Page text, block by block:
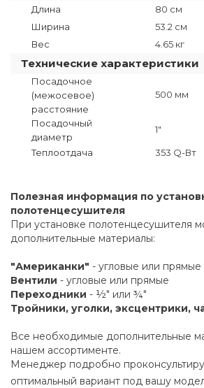
Длина
80 см
Ширина
53.2 см
Вес
4.65 кг
Технические характеристики
Посадочное
(межосевое)
расстояние
500 мм
Посадочный
диаметр
1"
Теплоотдача 353 Q-Вт
Полезная информация по
полотенцесушителя
При установке полотенцесушителя
дополнительные материалы:
"Американки" - угловые или прямые
Вентили - угловые или прямые
Переходники - ½" или ¾"
Тройники, уголки, эксцентрики,
Все необходимые дополнительные
нашем ассортименте.
Менеджер подробно
оптимальный вариант под вашу